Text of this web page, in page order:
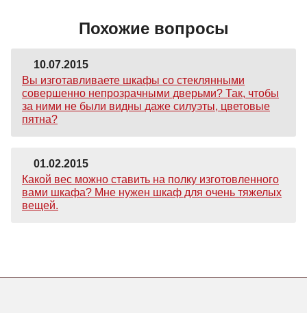
Похожие вопросы
10.07.2015
Вы изготавливаете шкафы со стеклянными
совершенно непрозрачными дверьми? Так, чтобы
за ними не были видны даже силуэты, цветовые
пятна?
01.02.2015
Какой вес можно ставить на полку изготовленного
вами шкафа? Мне нужен шкаф для очень тяжелых
вещей.